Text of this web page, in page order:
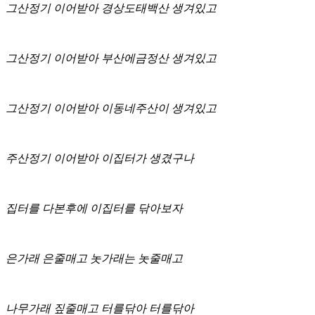
그산정기 이어받아 경상도태백산 생겨있고
그산정기 이어받아 부산에금정산 생겨있고
그산정기 이어받아 이동네주산이 생겨있고
주산정기 이어받아 이집터가 생겼구나
집터를 다본후에 이집터를 닦아보자
은가래 은줄매고 놋가래는 놋줄매고
나무가래 짚줄매고 터를닦아 터를닦아